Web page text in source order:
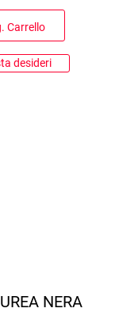
Carrello
desideri
NERA